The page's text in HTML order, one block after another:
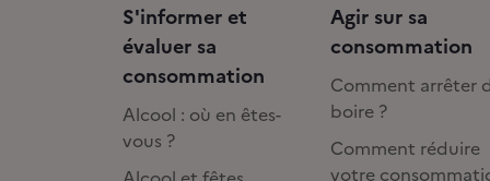
S'informer et
évaluer sa
consommation
Alcool : où en êtes-
vous ?
Agir sur sa
consommation
Comment arrêter
boire ?
Comment réduire
votre